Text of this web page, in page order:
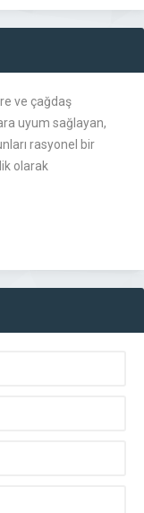
ve çağdaş
uyum sağlayan,
rasyonel bir
olarak